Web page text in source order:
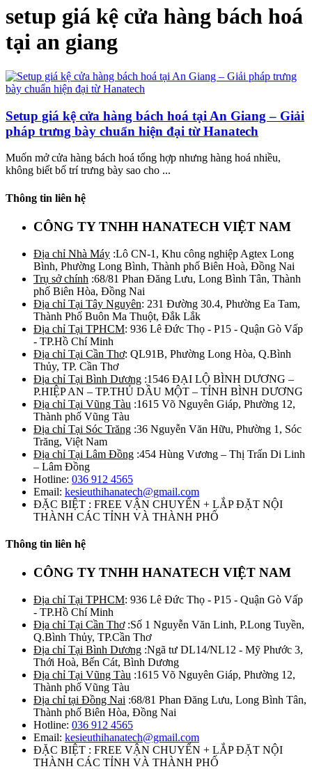
setup giá kệ cửa hàng bách hoá
tại an giang
Setup giá kệ cửa hàng bách hoá tại An Giang – Giải
pháp trưng bày chuẩn hiện đại từ Hanatech
Muốn mở cửa hàng bách hoá tổng hợp nhưng hàng hoá nhiều,
không biết bố trí trưng bày sao cho ...
Thông tin liên hệ
CÔNG TY TNHH HANATECH VIỆT NAM
Địa chỉ Nhà Máy :Lô CN-1, Khu công nghiệp Agtex Long
Bình, Phường Long Bình, Thành phố Biên Hoà, Đồng Nai
Trụ sở chính :68/81 Phan Đăng Lưu, Long Bình Tân, Thành
phố Biên Hòa, Đồng Nai
Địa chỉ Tại Tây Nguyên: 231 Đường 30.4, Phường Ea Tam,
Thành Phố Buôn Ma Thuột, Đắk Lắk
Địa chỉ Tại TPHCM: 936 Lê Đức Thọ - P15 - Quận Gò Vấp
- TP.Hồ Chí Minh
Địa chỉ Tại Cần Thơ: QL91B, Phường Long Hòa, Q.Bình
Thủy, TP. Cần Thơ
Địa chỉ Tại Bình Dương :1546 ĐẠI LỘ BÌNH DƯƠNG –
P.HIỆP AN – TP.THỦ DẦU MỘT – TỈNH BÌNH DƯƠNG
Địa chỉ Tại Vũng Tàu :1615 Võ Nguyên Giáp, Phường 12,
Thành phố Vũng Tàu
Địa chỉ Tại Sóc Trăng :36 Nguyễn Văn Hữu, Phường 1, Sóc
Trăng, Việt Nam
Địa chỉ Tại Lâm Đồng :454 Hùng Vương – Thị Trấn Di Linh
– Lâm Đồng
Hotline: 036 912 4565
Email: kesieuthihanatech@gmail.com
ĐẶC BIỆT : FREE VẬN CHUYỂN + LẮP ĐẶT NỘI
THÀNH CÁC TỈNH VÀ THÀNH PHỐ
Thông tin liên hệ
CÔNG TY TNHH HANATECH VIỆT NAM
Địa chỉ Tại TPHCM: 936 Lê Đức Thọ - P15 - Quận Gò Vấp
- TP.Hồ Chí Minh
Địa chỉ Tại Cần Thơ:Số 1 Nguyễn Văn Linh, P.Long Tuyền,
Q.Bình Thủy, TP.Cần Thơ
Địa chỉ Tại Bình Dương :Ngã tư DL14/NL12 - Mỹ Phước 3,
Thới Hoà, Bến Cát, Bình Dương
Địa chỉ Tại Vũng Tàu :1615 Võ Nguyên Giáp, Phường 12,
Thành phố Vũng Tàu
Địa chỉ tại Đồng Nai :68/81 Phan Đăng Lưu, Long Bình Tân,
Thành phố Biên Hòa, Đồng Nai
Hotline: 036 912 4565
Email: kesieuthihanatech@gmail.com
ĐẶC BIỆT : FREE VẬN CHUYỂN + LẮP ĐẶT NỘI
THÀNH CÁC TỈNH VÀ THÀNH PHỐ